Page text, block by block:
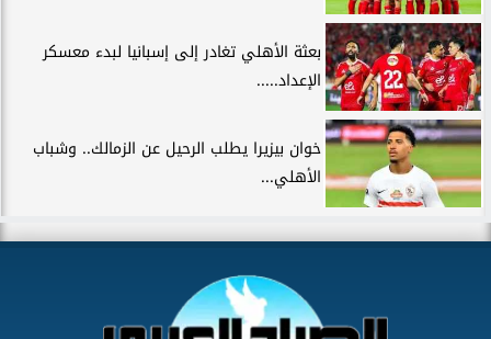
بعثة الأهلي تغادر إلى إسبانيا لبدء معسكر
الإعداد.....
خوان بيزيرا يطلب الرحيل عن الزمالك.. وشباب
الأهلي...